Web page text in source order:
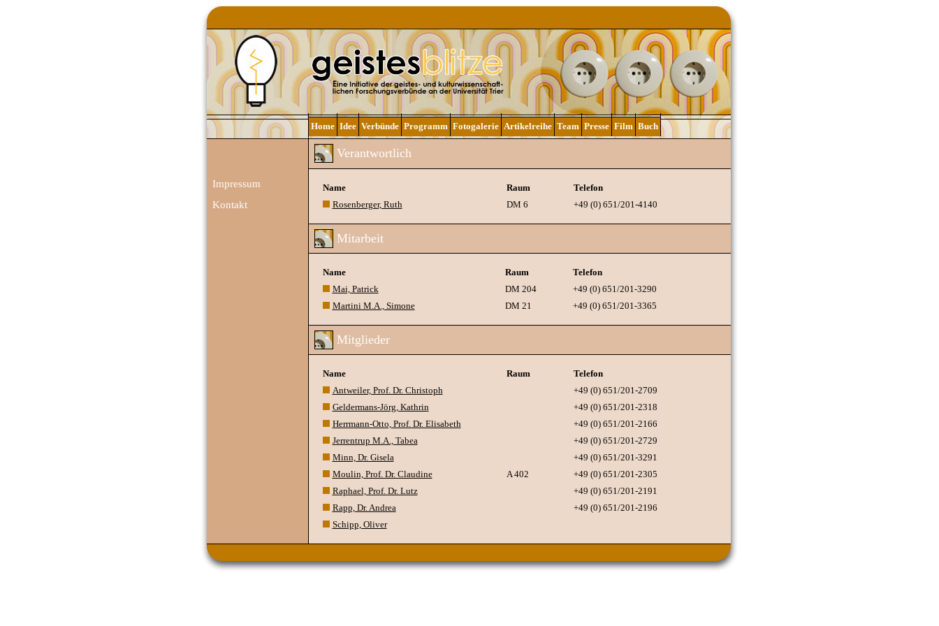
Home Idee Verbünde Programm Fotogalerie Artikelreihe Team Presse Film Buch
Impressum
Kontakt
Verantwortlich
Name Raum
Telefon
Rosenberger, Ruth
DM 6 +49 (0) 651/201-4140
Mitarbeit
Name Raum
Telefon
Mai, Patrick
DM 204
+49 (0) 651/201-3290
Martini M.A., Simone
DM 21 +49 (0) 651/201-3365
Mitglieder
Name Raum
Telefon
Antweiler, Prof. Dr. Christoph
+49 (0) 651/201-2709
Geldermans-Jörg, Kathrin
+49 (0) 651/201-2318
Herrmann-Otto, Prof. Dr. Elisabeth
+49 (0) 651/201-2166
Jerrentrup M.A., Tabea
+49 (0) 651/201-2729
Minn, Dr. Gisela
+49 (0) 651/201-3291
Moulin, Prof. Dr. Claudine
A 402
+49 (0) 651/201-2305
Raphael, Prof. Dr. Lutz
+49 (0) 651/201-2191
Rapp, Dr. Andrea
+49 (0) 651/201-2196
Schipp, Oliver